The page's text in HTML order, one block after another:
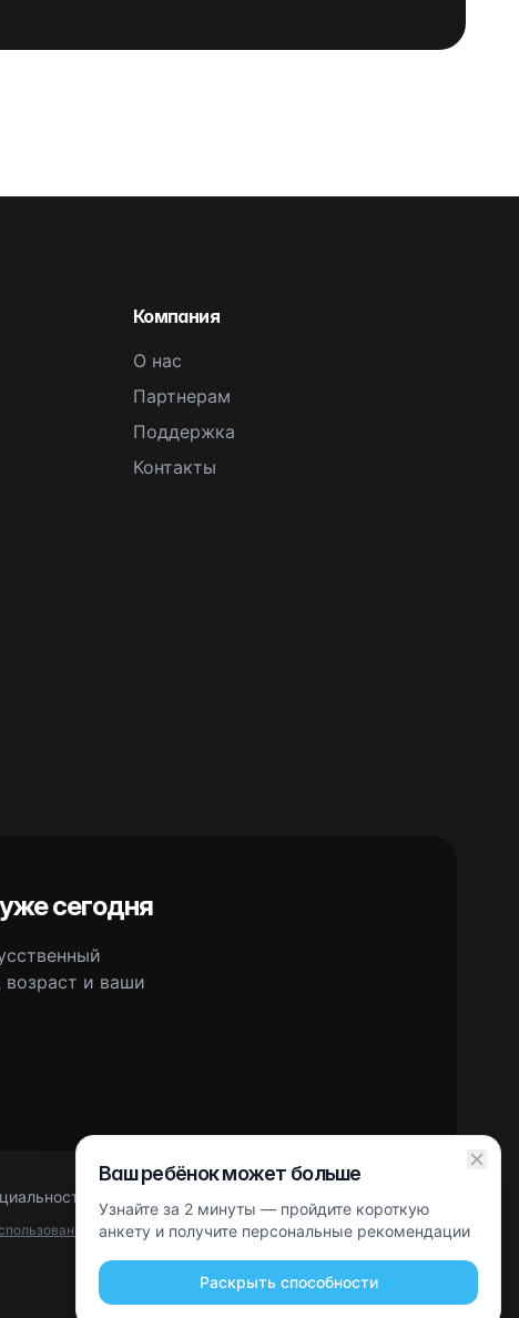
Компания
О нас
Партнерам
Поддержка
Контакты
сегодня
возраст и ваши
Google.
Ваш ребёнок может больше
Узнайте за 2 минуты — пройдите короткую
анкету и получите персональные рекомендации
Раскрыть способности